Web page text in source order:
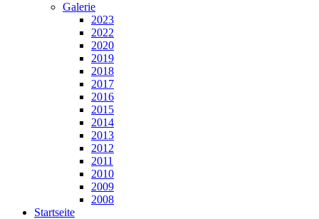
Galerie
2023
2022
2020
2019
2018
2017
2016
2015
2014
2013
2012
2011
2010
2009
2008
Startseite